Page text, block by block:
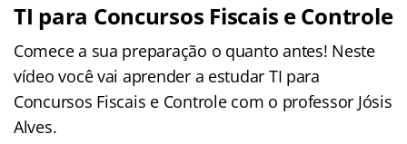
TI para Concursos Fiscais e Controle
Comece a sua preparação o quanto antes! Neste
vídeo você vai aprender a estudar TI para
Concursos Fiscais e Controle com o professor Jósis
Alves.